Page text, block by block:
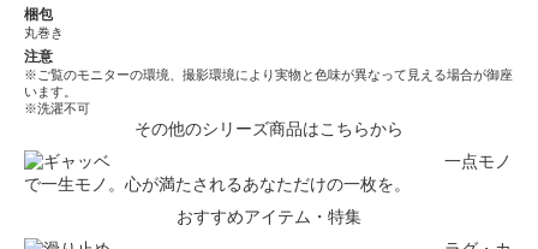
梱包
丸巻き
注意
※ご覧のモニターの環境、撮影環境により実物と色味が異なって見える場合が御座
います。
※洗濯不可
その他のシリーズ商品はこちらから
一点モノ
で一生モノ。心が満たされるあなただけの一枚を。
おすすめアイテム・特集